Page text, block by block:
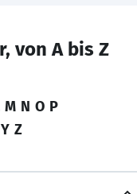
von A bis Z
M N O P
Y Z